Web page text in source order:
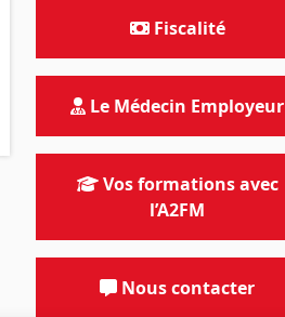
Fiscalité
Le Médecin Employeur
Vos formations avec
l’A2FM
Nous contacter